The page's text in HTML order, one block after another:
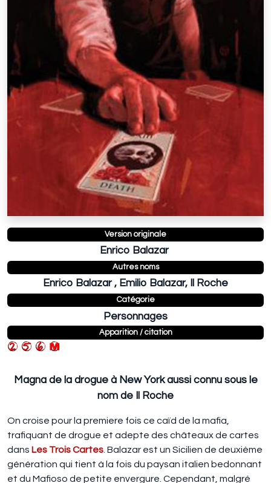
Version originale
Enrico Balazar
Autres noms
Enrico Balazar , Emilio Balazar, Il Roche
Catégorie
Personnages
Apparition / citation
Magna de la drogue à New York aussi connu sous le
nom de Il Roche
On croise pour la premiere fois ce caïd de la mafia,
trafiquant de drogue et adepte des châteaux de cartes
dans Les Trois Cartes . Balazar est un Sicilien de deuxième
génération qui tient à la fois du paysan italien bedonnant
et du Mafioso de petite envergure. Cependant, malgré